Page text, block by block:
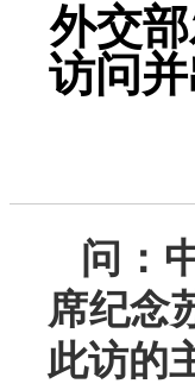
外交
访问
问：
席纪念
此访的